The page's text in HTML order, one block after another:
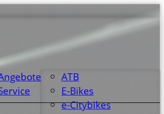
ATB
E-Bikes
e-Citybikes